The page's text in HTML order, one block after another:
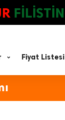
FİLİSTİN
Fiyat Listesi